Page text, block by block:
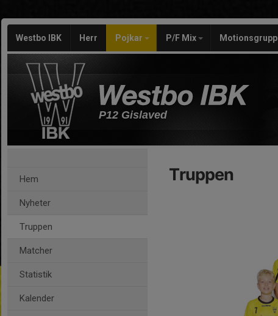
Westbo IBK Herr Pojkar P/F Mix Motionsgrupp
P12 Gislaved
Hem
Nyheter
Truppen
Matcher
Statistik
Kalender
Truppen